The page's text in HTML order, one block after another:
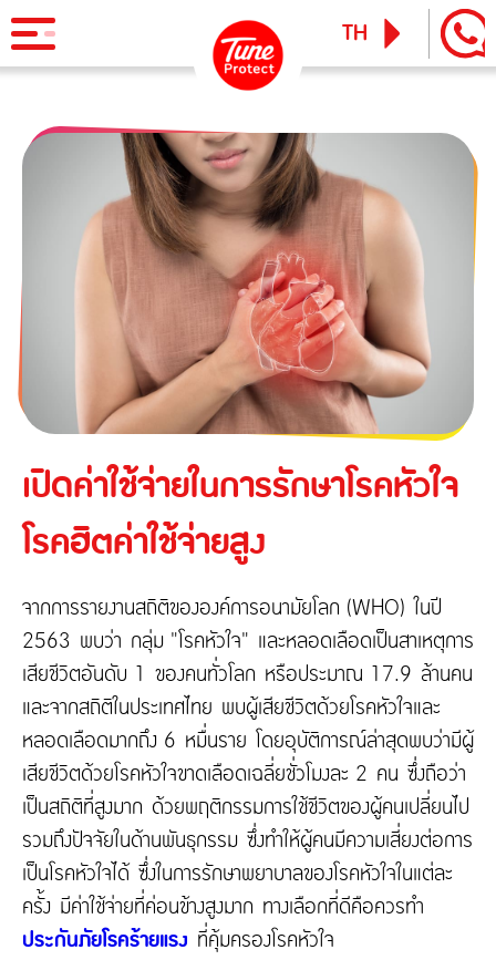
ผลิตภัณฑ์
ประกันภัยสำหรับบุคคล
ประกันภัยการเดินทาง
ทูน ทราเวล ประกันเดินทางต่างประเทศ
ประกันภัยสำหรับธุรกิจ
ประกันความเสี่ยงภัยทุกชนิดสำหรับงานรับเหมาก่อสร้าง/ติดตั้ง
เครื่องจักร
ประกันภัยความเสี่ยงภัยทุกชนิดของเครื่องจักรที่ใช้ในงาน
ประกันความเสี่ยงภัยทุกชนิดของอุตสาหกรรม
ความรับผิดต่อบุคคลภายนอก
ประกันภัยธุรกิจหยุดชะงัก
ประกันอัคคีภัย
ข่าวสารและกิจกรรม
Tune Care
Tune Connect
Lounge Pass
บทความแนะนำ
ติดต่อเรา
เกี่ยวกับ Tune Protect
เกี่ยวกับ Tune Protect
ประวัติองค์กร
การกำกับดูแลกิจการ
รายงานประจำปี
ข้อมูลสำคัญทางการเงิน
TH
เปิดค่าใช้จ่ายในการรักษาโรคหัวใจ
โรคฮิตค่าใช้จ่ายสูง
จากการรายงานสถิติขององค์การอนามัยโลก (WHO) ในปี
2563 พบว่า กลุ่ม "โรคหัวใจ" และหลอดเลือดเป็นสาเหตุการ
เสียชีวิตอันดับ 1 ของคนทั่วโลก หรือประมาณ 17.9 ล้านคน
และจากสถิติในประเทศไทย พบผู้เสียชีวิตด้วยโรคหัวใจและ
หลอดเลือดมากถึง 6 หมื่นราย โดยอุบัติการณ์ล่าสุดพบว่ามีผู้
เสียชีวิตด้วยโรคหัวใจขาดเลือดเฉลี่ยชั่วโมงละ 2 คน ซึ่งถือว่า
เป็นสถิติที่สูงมาก ด้วยพฤติกรรมการใช้ชีวิตของผู้คนเปลี่ยนไป
รวมถึงปัจจัยในด้านพันธุกรรม ซึ่งทำให้ผู้คนมีความเสี่ยงต่อการ
เป็นโรคหัวใจได้ ซึ่งในการรักษาพยาบาลของโรคหัวใจในแต่ละ
ครั้ง มีค่าใช้จ่ายที่ค่อนข้างสูงมาก ทางเลือกที่ดีคือควรทำ
ประกันภัยโรคร้ายแรง ที่คุ้มครองโรคหัวใจ